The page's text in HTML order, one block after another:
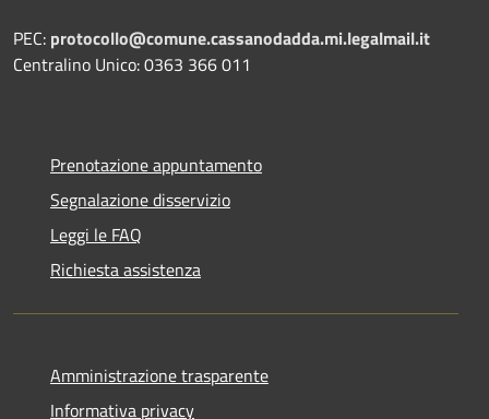
PEC: protocollo@comune.cassanodadda.mi.legalmail.it
Centralino Unico: 0363 366 011
Prenotazione appuntamento
Segnalazione disservizio
Leggi le FAQ
Richiesta assistenza
Amministrazione trasparente
Informativa privacy